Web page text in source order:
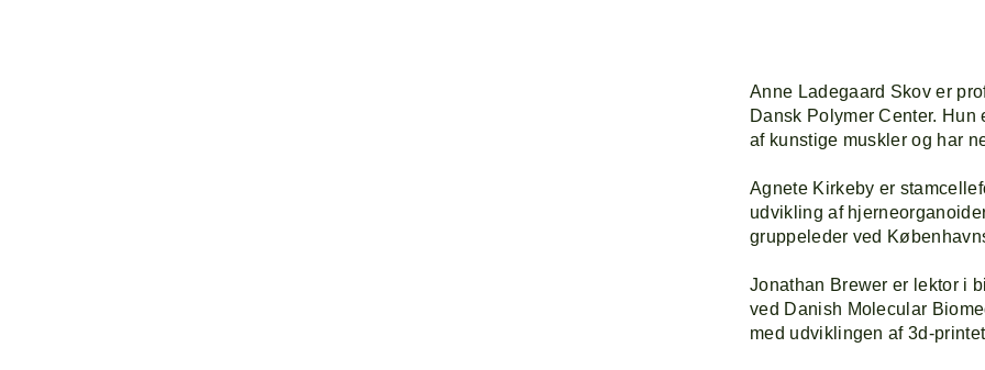
Anne Ladegaard Skov er
Dansk Polymer Center.
af kunstige muskler og har
Agnete Kirkeby er
udvikling af
gruppeleder ved
Jonathan Brewer er lektor i
ved Danish Molecular
med udviklingen af 3d-